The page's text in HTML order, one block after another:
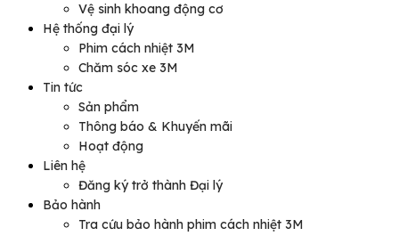
Vệ sinh khoang động cơ
Hệ thống đại lý
Phim cách nhiệt 3M
Chăm sóc xe 3M
Tin tức
Sản phẩm
Thông báo & Khuyến mãi
Hoạt động
Liên hệ
Đăng ký trở thành Đại lý
Bảo hành
Tra cứu bảo hành phim cách nhiệt 3M